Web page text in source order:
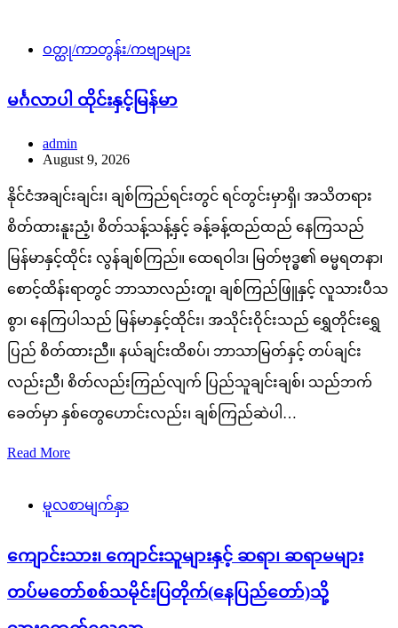
ဝတ္ထု/ကာတွန်း/ကဗျာများ
မင်္ဂလာပါ ထိုင်းနှင့်မြန်မာ
admin
August 9, 2026
နိုင်ငံအချင်းချင်း၊ ချစ်ကြည်ရင်းတွင် ရင်တွင်းမှာရှိ၊ အသိတရား
စိတ်ထားနူးညံ့၊ စိတ်သန့်သန့်နှင့် ခန့်ခန့်ထည်ထည် နေကြသည်
မြန်မာနှင့်ထိုင်း လွန်ချစ်ကြည်။ ထေရဝါဒ၊ မြတ်ဗုဒ္ဓ၏ ဓမ္မရတနာ၊
စောင့်ထိန်းရာတွင် ဘာသာလည်းတူ၊ ချစ်ကြည်ဖြူနှင့် လူသားပီသ
စွာ၊ နေကြပါသည် မြန်မာနှင့်ထိုင်း၊ အသိုင်းဝိုင်းသည် ရွှေတိုင်းရွှေ
ပြည် စိတ်ထားညီ။ နယ်ချင်းထိစပ်၊ ဘာသာမြတ်နှင့် တပ်ချင်း
လည်းညီ၊ စိတ်လည်းကြည်လျက် ပြည်သူချင်းချစ်၊ သည်ဘက်
ခေတ်မှာ နှစ်တွေဟောင်းလည်း၊ ချစ်ကြည်ဆဲပါ…
Read More
မူလစာမျက်နှာ
ကျောင်းသား၊ ကျောင်းသူများနှင့် ဆရာ၊ ဆရာမများ
တပ်မတော်စစ်သမိုင်းပြတိုက်(နေပြည်တော်)သို့